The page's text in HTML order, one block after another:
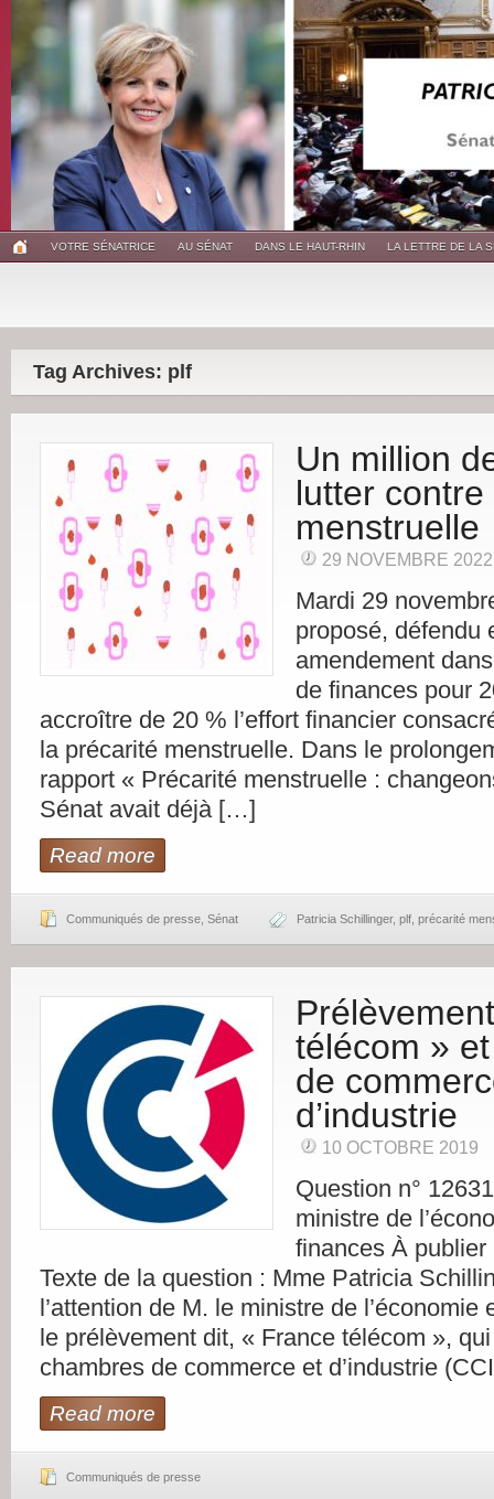
VOTRE SÉNATRICE AU SÉNAT DANS LE HAUT-RHIN LA LETTRE DE LA
Tag Archives: plf
Un million
lutter
menstruelle
29 NOVEMBRE 2022
Mardi 29
proposé, défendu
amendement
de finances pour
accroître de 20 % l’effort financier
la précarité menstruelle. Dans le
rapport « Précarité menstruelle :
Sénat avait déjà […]
Read more
Communiqués de presse Sénat Patricia Schillinger, plf précarité
télécom »
de
d’industrie
10 OCTOBRE 2019
Question n°
ministre de
finances À
Texte de la question : Mme Patricia
l’attention de M. le ministre de l’économie
le prélèvement dit, « France télécom »,
chambres de commerce et d’industrie
Read more
Communiqués de presse